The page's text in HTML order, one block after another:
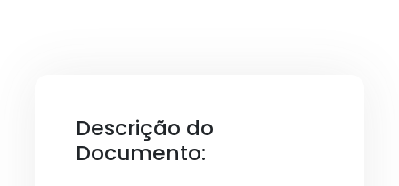
Descrição do
Documento: